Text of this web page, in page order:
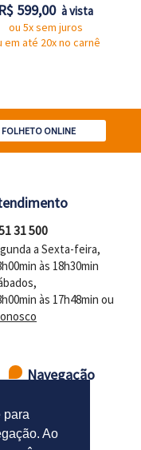
para
Ao
R$ 599,00 à vista
ou 5x sem juros
em até 20x no carnê
FOLHETO ONLINE
31 500
a Sexta-feira,
às 18h30min
às 17h48min ou
Navegação